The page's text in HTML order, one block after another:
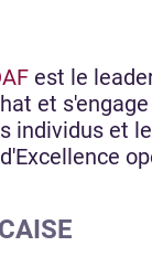
est le
et s'engage
individus et